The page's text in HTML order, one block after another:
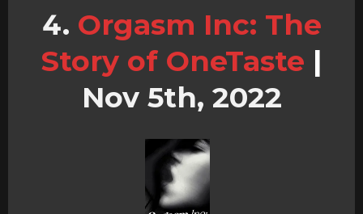
Orgasm Inc: The
Story of OneTaste |
Nov 5th, 2022